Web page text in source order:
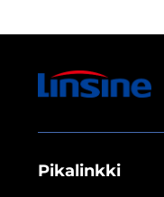
Pikalinkki